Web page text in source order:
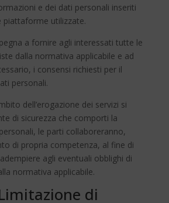
e dei dati personali inseriti
piattaforme utilizzate.
a fornire agli interessati tutte le
dalla normativa applicabile e ad
i consensi richiesti per il
personali.
dell’erogazione dei servizi si
di sicurezza che comporti la
le parti collaboreranno,
di propria competenza, al fine di
agli eventuali obblighi di
normativa applicabile.
di